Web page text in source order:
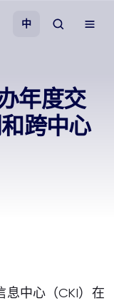
中
年度交
跨中心
息中心（CKI）在